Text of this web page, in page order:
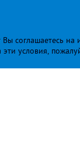
соглашаетесь
условия,